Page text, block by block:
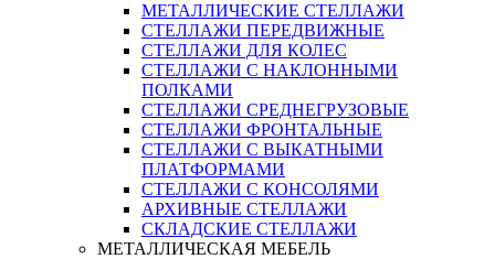
МЕТАЛЛИЧЕСКИЕ СТЕЛЛАЖИ
СТЕЛЛАЖИ ПЕРЕДВИЖНЫЕ
СТЕЛЛАЖИ ДЛЯ КОЛЕС
СТЕЛЛАЖИ С НАКЛОННЫМИ
ПОЛКАМИ
СТЕЛЛАЖИ СРЕДНЕГРУЗОВЫЕ
СТЕЛЛАЖИ ФРОНТАЛЬНЫЕ
СТЕЛЛАЖИ С ВЫКАТНЫМИ
ПЛАТФОРМАМИ
СТЕЛЛАЖИ С КОНСОЛЯМИ
АРХИВНЫЕ СТЕЛЛАЖИ
СКЛАДСКИЕ СТЕЛЛАЖИ
МЕТАЛЛИЧЕСКАЯ МЕБЕЛЬ